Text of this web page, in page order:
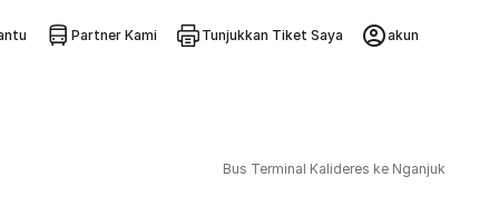
Partner Kami Tunjukkan Tiket Saya akun
Bus Terminal Kalideres ke Nganjuk